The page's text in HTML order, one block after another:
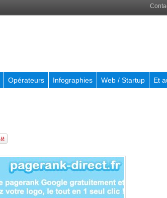
Opérateurs Infographies Web / Startup Et